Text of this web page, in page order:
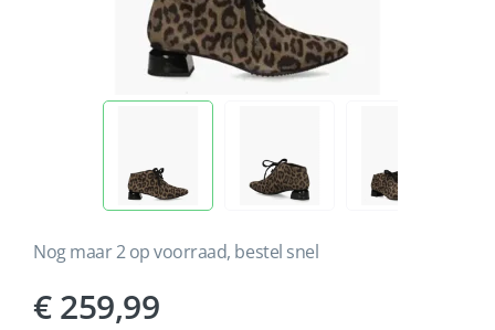
Nog maar 2 op voorraad, bestel snel
259,99